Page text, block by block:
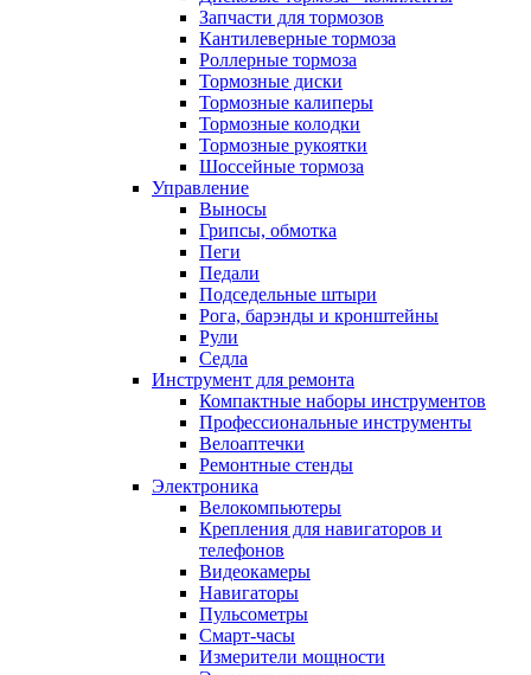
Запчасти для тормозов
Кантилеверные тормоза
Роллерные тормоза
Тормозные диски
Тормозные калиперы
Тормозные колодки
Тормозные рукоятки
Шоссейные тормоза
Управление
Выносы
Грипсы, обмотка
Пеги
Педали
Подседельные штыри
Рога, барэнды и кронштейны
Рули
Седла
Инструмент для ремонта
Компактные наборы инструментов
Профессиональные инструменты
Велоаптечки
Ремонтные стенды
Электроника
Велокомпьютеры
Крепления для навигаторов и
телефонов
Видеокамеры
Навигаторы
Пульсометры
Смарт-часы
Измерители мощности